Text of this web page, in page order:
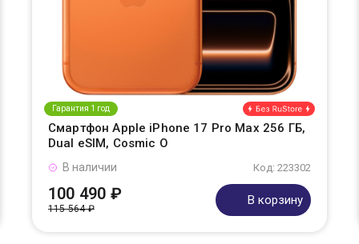
Гарантия 1 год
Смартфон Apple iPhone 17 Pro Max 256 ГБ,
Dual eSIM, Cosmic O
Код: 223302
В наличии
100 490 ₽
115 564 ₽
В корзину